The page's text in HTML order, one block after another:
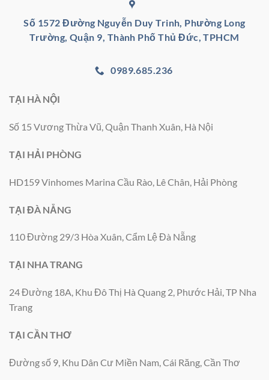
Số 1572 Đường Nguyễn Duy Trinh, Phường Long
Trường, Quận 9, Thành Phố Thủ Đức, TPHCM
0989.685.236
TẠI HÀ NỘI
Số 15 Vương Thừa Vũ, Quận Thanh Xuân, Hà Nội
TẠI HẢI PHÒNG
HD159 Vinhomes Marina Cầu Rào, Lê Chân, Hải Phòng
TẠI ĐÀ NẴNG
110 Đường 29/3 Hòa Xuân, Cẩm Lệ Đà Nẵng
TẠI NHA TRANG
24 Đường 18A, Khu Đô Thị Hà Quang 2, Phước Hải, TP Nha
Trang
TẠI CẦN THƠ
Đường số 9, Khu Dân Cư Miền Nam, Cái Răng, Cần Thơ